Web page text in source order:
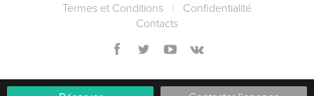
Termes et Conditions
Сonfidentialité
Contacts